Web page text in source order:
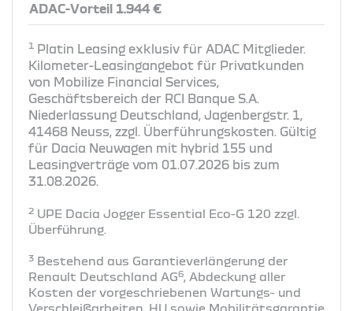
ADAC-Vorteil 1.944 €
1 Platin Leasing exklusiv für ADAC Mitglieder.
Kilometer-Leasingangebot für Privatkunden
von Mobilize Financial Services,
Geschäftsbereich der RCI Banque S.A.
Niederlassung Deutschland, Jagenbergstr. 1,
41468 Neuss, zzgl. Überführungskosten. Gültig
für Dacia Neuwagen mit hybrid 155 und
Leasingverträge vom 01.07.2026 bis zum
31.08.2026.
2 UPE Dacia Jogger Essential Eco-G 120 zzgl.
Überführung​.
3 Bestehend aus Garantieverlängerung der
Renault Deutschland AG6
, Abdeckung aller
Kosten der vorgeschriebenen Wartungs- und
Verschleißarbeiten, HU sowie Mobilitätsgarantie